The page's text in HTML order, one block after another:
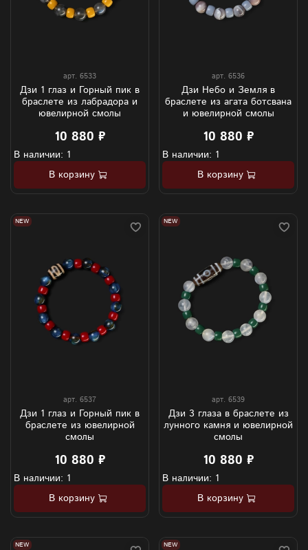
арт. 6533
Дзи 1 глаз и Горный пик в
браслете из лабрадора и
ювелирной смолы
10 880 ₽
В наличии: 1
В корзину
арт. 6536
Дзи Небо и Земля в
браслете из агата ботсвана
и ювелирной смолы
10 880 ₽
В наличии: 1
В корзину
NEW
арт. 6537
Дзи 1 глаз и Горный пик в
браслете из ювелирной
смолы
10 880 ₽
В наличии: 1
В корзину
NEW
арт. 6539
Дзи 3 глаза в браслете из
лунного камня и ювелирной
смолы
10 880 ₽
В наличии: 1
В корзину
NEW NEW